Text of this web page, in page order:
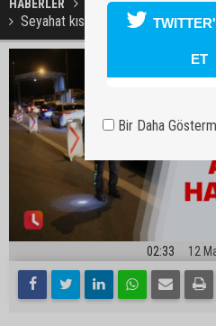
HABERLER GÜNDEM
Seyahat kısıtlaması kalktı
02:33 12
ET
Bir Daha